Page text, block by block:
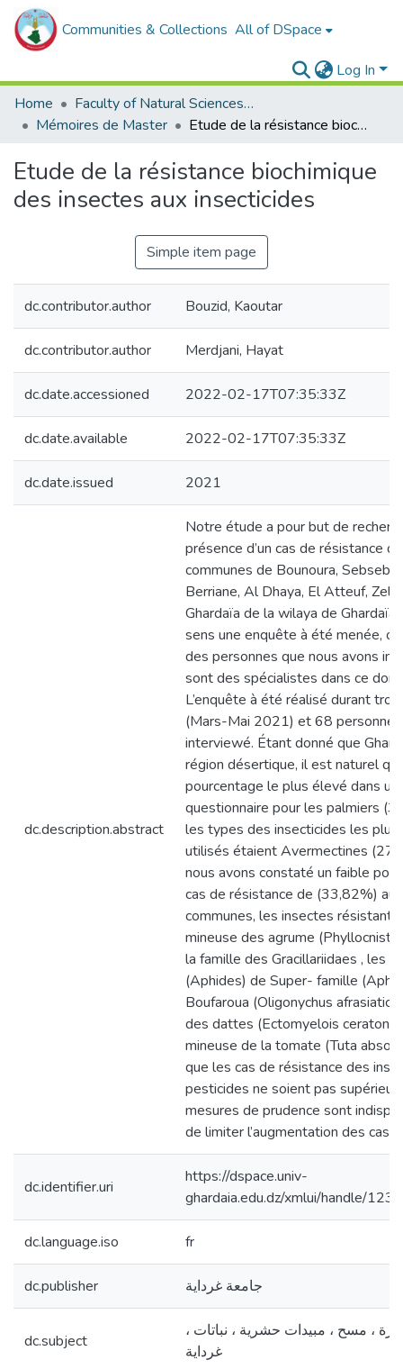
Communities & Collections All of DSpace
Log In
Home
Faculty of Natural Sciences, Life and Earth Sciences
Mémoires de Master
Etude de la résistance biochimique des insectes aux insecticides
Etude de la résistance biochimique
des insectes aux insecticides
Simple item page
dc.contributor.author Bouzid, Kaoutar
dc.contributor.author Merdjani, Hayat
dc.date.accessioned 2022-02-17T07:35:33Z
dc.date.available 2022-02-17T07:35:33Z
dc.date.issued 2021
dc.description.abstract
Notre étude a pour but de
présence d’un cas de résistance
communes de Bounoura, Sebseb,
Berriane, Al Dhaya, El Atteuf,
Ghardaïa de la wilaya de
sens une enquête à été menée,
des personnes que nous avons
sont des spécialistes dans ce
L’enquête à été réalisé durant
(Mars-Mai 2021) et 68
interviewé. Étant donné que
région désertique, il est naturel
pourcentage le plus élevé dans un
questionnaire pour les palmiers
les types des insecticides les plus
utilisés étaient Avermectines
nous avons constaté un faible
cas de résistance de (33,82%) au
communes, les insectes
mineuse des agrume
la famille des Gracillariidaes , les
(Aphides) de Super- famille
Boufaroua (Oligonychus
des dattes (Ectomyelois
mineuse de la tomate (Tuta
que les cas de résistance des
pesticides ne soient pas
mesures de prudence sont
de limiter l’augmentation des cas
dc.identifier.uri
https://dspace.univ-
ghardaia.edu.dz/xmlui/handle/
dc.language.iso fr
dc.publisher جامعة غرداية
dc.subject
، مسح ، مبيدات حشرية ، نباتات ،
غرداية